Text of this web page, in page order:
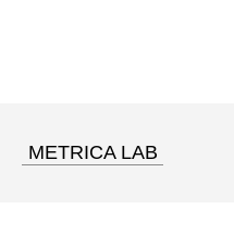
METRICA LAB